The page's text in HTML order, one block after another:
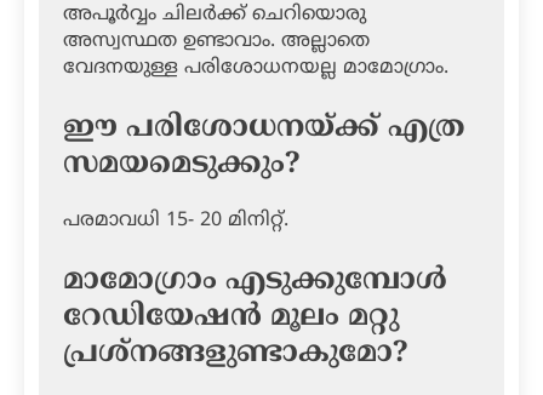
അപൂര്‍വ്വം ചിലര്‍ക്ക് ചെറിയൊരു
അസ്വസ്ഥത ഉണ്ടാവാം. അല്ലാതെ
വേദനയുള്ള പരിശോധനയല്ല മാമോഗ്രാം.
ഈ പരിശോധനയ്ക്ക് എത്ര
സമയമെടുക്കും?
പരമാവധി 15- 20 മിനിറ്റ്.
മാമോഗ്രാം എടുക്കുമ്പോള്‍
റേഡിയേഷന്‍ മൂലം മറ്റു
പ്രശ്‌നങ്ങളുണ്ടാകുമോ?